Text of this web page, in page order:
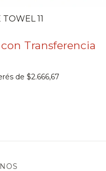
11
con
de$2.666,67